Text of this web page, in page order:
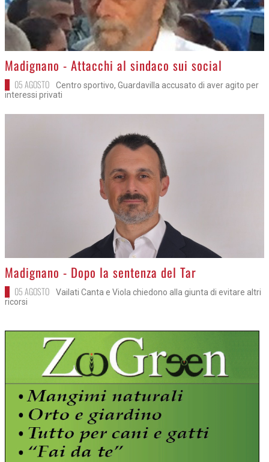
>Madignano - Attacchi al sindaco sui social
05 AGOSTO
Centro sportivo, Guardavilla accusato di aver agito per
interessi privati
>Madignano - Dopo la sentenza del Tar
05 AGOSTO
Vailati Canta e Viola chiedono alla giunta di evitare altri
ricorsi